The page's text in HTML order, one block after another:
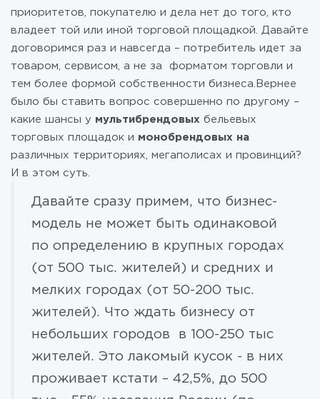
приоритетов, покупателю и дела нет до того, кто
владеет той или иной торговой площадкой. Давайте
договоримся раз и навсегда – потребитель идет за
товаром, сервисом, а не за форматом торговли и
тем более формой собственности бизнеса.Вернее
было бы ставить вопрос совершенно по другому –
какие шансы у мультибрендовых бельевых
торговых площадок и монобрендовых на
различных территориях, мегаполисах и провинций?
И в этом суть.
Давайте сразу примем, что бизнес-
модель не может быть одинаковой
по определению в крупных городах
(от 500 тыс. жителей) и средних и
мелких городах (от 50-200 тыс.
жителей). Что ждать бизнесу от
небольших городов в 100-250 тыс
жителей. Это лакомый кусок - в них
проживает кстати – 42,5%, до 500